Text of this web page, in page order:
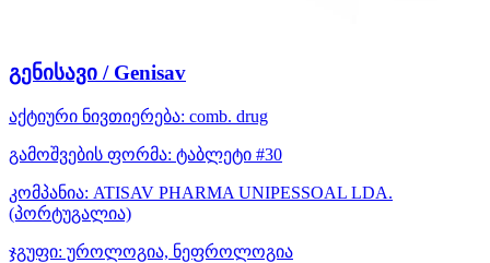
გენისავი / Genisav
აქტიური ნივთიერება: comb. drug
გამოშვების ფორმა: ტაბლეტი #30
კომპანია: ATISAV PHARMA UNIPESSOAL LDA.
(პორტუგალია)
ჯგუფი: უროლოგია, ნეფროლოგია